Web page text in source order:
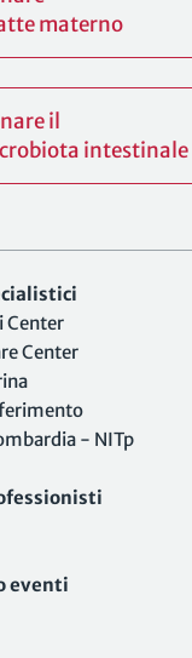
materno
il
intestinale
Center
Center
- NITp
eventi